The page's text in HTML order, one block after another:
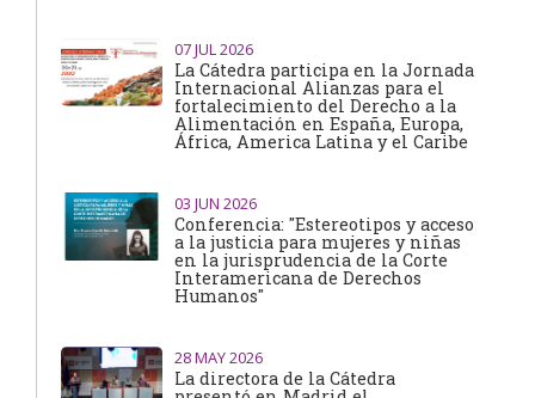
07JUL 2026
La Cátedra participa en la Jornada
Internacional Alianzas para el
fortalecimiento del Derecho a la
Alimentación en España, Europa,
África, America Latina y el Caribe
03 JUN 2026
Conferencia: "Estereotipos y acceso
a la justicia para mujeres y niñas
en la jurisprudencia de la Corte
Interamericana de Derechos
Humanos"
28MAY 2026
La directora de la Cátedra